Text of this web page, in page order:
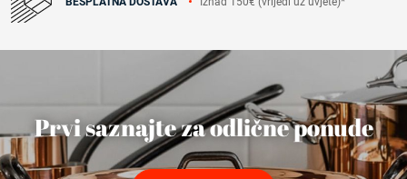
Prvi saznajte za odlične ponude